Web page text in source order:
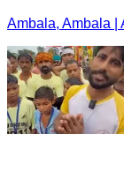
Ambala, Ambala |